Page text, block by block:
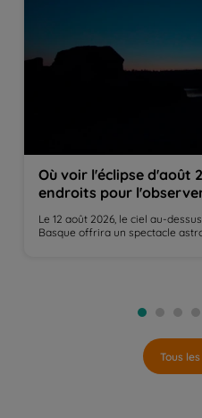
Où voir l'éclipse d'août
endroits pour
Le 12 août 2026, le ciel au-
Basque offrira un spectacle
Tous